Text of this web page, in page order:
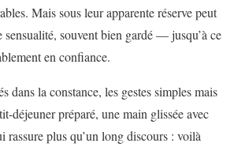
Mais sous leur apparente réserve peut
sensualité, souvent bien gardé — jusqu’à ce
en confiance.
dans la constance, les gestes simples mais
déjeuner préparé, une main glissée avec
rassure plus qu’un long discours : voilà